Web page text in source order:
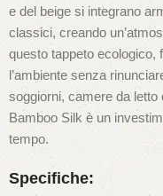
e del beige si integrano
classici, creando
questo tappeto ecologico,
l’ambiente senza
soggiorni, camere da letto
Bamboo Silk è un
tempo.
Specifiche: